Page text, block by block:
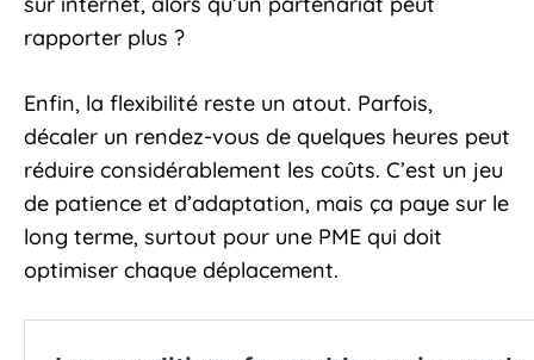
rapporter plus ?
Enfin, la flexibilité reste un atout. Parfois,
décaler un rendez-vous de quelques heures peut
réduire considérablement les coûts. C’est un jeu
de patience et d’adaptation, mais ça paye sur le
long terme, surtout pour une PME qui doit
optimiser chaque déplacement.